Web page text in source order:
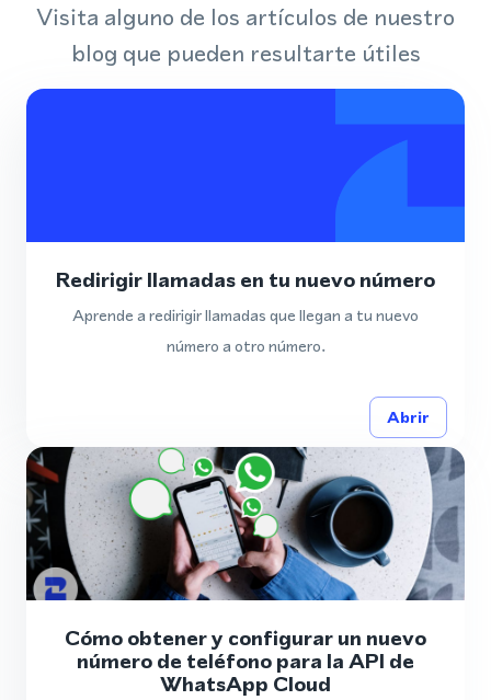
Visita alguno de los artículos de nuestro
blog que pueden resultarte útiles
Redirigir llamadas en tu nuevo número
Aprende a redirigir llamadas que llegan a tu nuevo
número a otro número.
Abrir
Cómo obtener y configurar un nuevo
número de teléfono para la API de
WhatsApp Cloud